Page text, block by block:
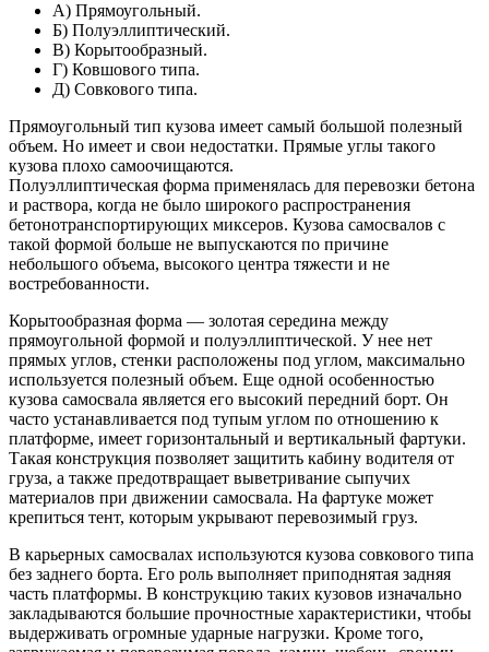
А) Прямоугольный.
Б) Полуэллиптический.
В) Корытообразный.
Г) Ковшового типа.
Д) Совкового типа.
Прямоугольный тип кузова имеет самый большой полезный
объем. Но имеет и свои недостатки. Прямые углы такого
кузова плохо самоочищаются.
Полуэллиптическая форма применялась для перевозки бетона
и раствора, когда не было широкого распространения
бетонотранспортирующих миксеров. Кузова самосвалов с
такой формой больше не выпускаются по причине
небольшого объема, высокого центра тяжести и не
востребованности.
Корытообразная форма — золотая середина между
прямоугольной формой и полуэллиптической. У нее нет
прямых углов, стенки расположены под углом, максимально
используется полезный объем. Еще одной особенностью
кузова самосвала является его высокий передний борт. Он
часто устанавливается под тупым углом по отношению к
платформе, имеет горизонтальный и вертикальный фартуки.
Такая конструкция позволяет защитить кабину водителя от
груза, а также предотвращает выветривание сыпучих
материалов при движении самосвала. На фартуке может
крепиться тент, которым укрывают перевозимый груз.
В карьерных самосвалах используются кузова совкового типа
без заднего борта. Его роль выполняет приподнятая задняя
часть платформы. В конструкцию таких кузовов изначально
закладываются большие прочностные характеристики, чтобы
выдерживать огромные ударные нагрузки. Кроме того,